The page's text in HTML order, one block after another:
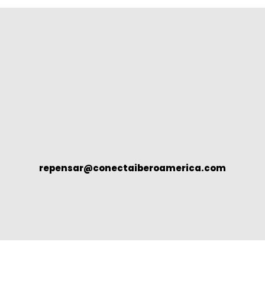
repensar@conectaiberoamerica.com